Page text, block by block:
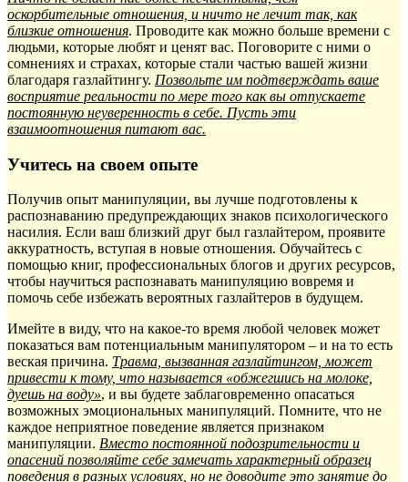
оскорбительные отношения, и ничто не лечит так, как
близкие отношения. Проводите как можно больше времени с
людьми, которые любят и ценят вас. Поговорите с ними о
сомнениях и страхах, которые стали частью вашей жизни
благодаря газлайтингу. Позвольте им подтверждать ваше
восприятие реальности по мере того как вы отпускаете
постоянную неуверенность в себе. Пусть эти
взаимоотношения питают вас.
Учитесь на своем опыте
Получив опыт манипуляции, вы лучше подготовлены к
распознаванию предупреждающих знаков психологического
насилия. Если ваш близкий друг был газлайтером, проявите
аккуратность, вступая в новые отношения. Обучайтесь с
помощью книг, профессиональных блогов и других ресурсов,
чтобы научиться распознавать манипуляцию вовремя и
помочь себе избежать вероятных газлайтеров в будущем.
Имейте в виду, что на какое-то время любой человек может
показаться вам потенциальным манипулятором – и на то есть
веская причина. Травма, вызванная газлайтингом, может
привести к тому, что называется «обжегшись на молоке,
дуешь на воду», и вы будете заблаговременно опасаться
возможных эмоциональных манипуляций. Помните, что не
каждое неприятное поведение является признаком
манипуляции. Вместо постоянной подозрительности и
опасений позволяйте себе замечать характерный образец
поведения в разных условиях, но не доводите это занятие до